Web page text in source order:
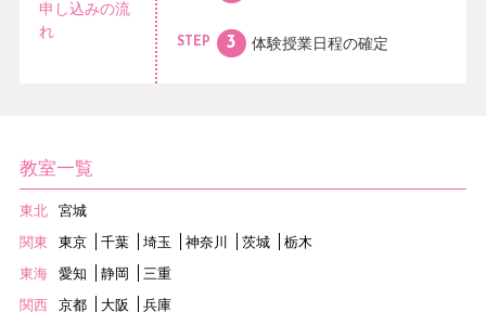
申し込みの流
れ
STEP 体験授業日程の確定
教室一覧
東北
宮城
関東
東京 千葉 埼玉 神奈川 茨城
栃木
東海
愛知 静岡
三重
関西
京都 大阪
兵庫